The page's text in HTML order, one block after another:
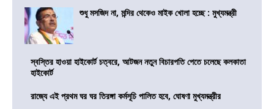
শুধু মসজিদ না, মন্দির থেকেও মাইক খোলা হচ্ছে : মুখ্যমন্ত্রী
স্বস্তির হাওয়া হাইকোর্ট চত্বরে, আটজন নতুন বিচারপতি পেতে চলেছে কলকাতা
হাইকোর্ট
রাজ্যে এই প্রথম ঘর ঘর তিরঙ্গা কর্মসূচি পালিত হবে, ঘোষণা মুখ্যমন্ত্রীর